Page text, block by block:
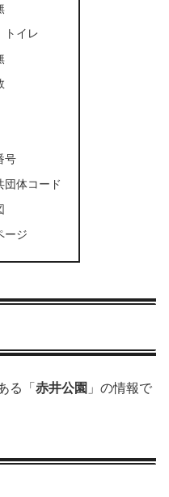
イレ
号
団体コード
ージ
る「 赤井公園 」の情報で